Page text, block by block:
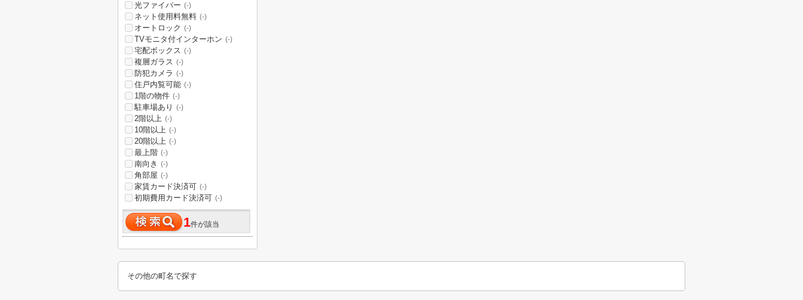
光ファイバー (-)
ネット使用料無料 (-)
オートロック (-)
TVモニタ付インターホン (-)
宅配ボックス (-)
複層ガラス (-)
防犯カメラ (-)
住戸内覧可能 (-)
1階の物件 (-)
駐車場あり (-)
2階以上 (-)
10階以上 (-)
20階以上 (-)
最上階 (-)
南向き (-)
角部屋 (-)
家賃カード決済可 (-)
初期費用カード決済可 (-)
1件が該当
その他の町名で探す